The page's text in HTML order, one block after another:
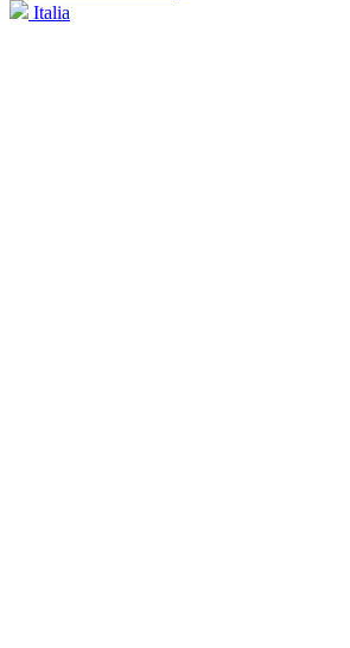
Italia